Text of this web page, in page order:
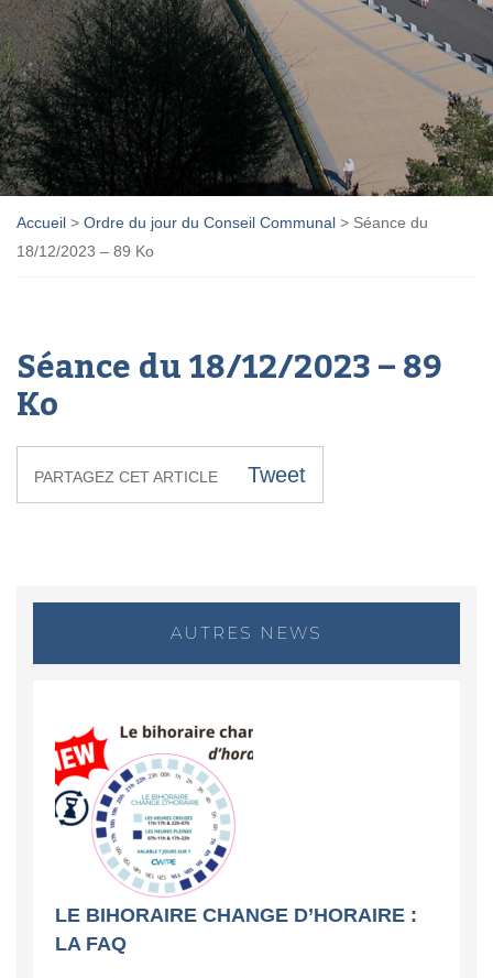
Accueil > Ordre du jour du Conseil Communal > Séance du
18/12/2023 – 89 Ko
Séance du 18/12/2023 – 89
Ko
PARTAGEZ CET ARTICLE Tweet
AUTRES NEWS
LE BIHORAIRE CHANGE D’HORAIRE :
LA FAQ